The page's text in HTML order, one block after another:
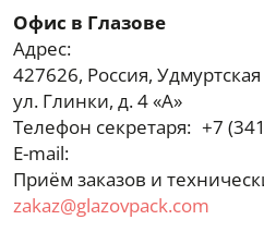
Офис в Глазове
Адрес:
427626, Россия,
ул. Глинки, д. 4 «А»
Телефон секретаря: +7
E-mail:
Приём заказов и
zakaz@glazovpack.com